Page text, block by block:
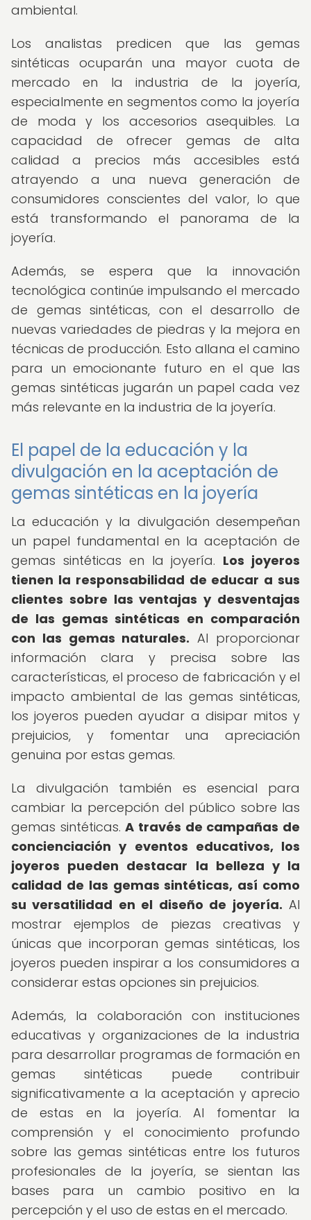
ambiental.
Los analistas predicen que las gemas
sintéticas ocuparán una mayor cuota de
mercado en la industria de la joyería,
especialmente en segmentos como la joyería
de moda y los accesorios asequibles. La
capacidad de ofrecer gemas de alta
calidad a precios más accesibles está
atrayendo a una nueva generación de
consumidores conscientes del valor, lo que
está transformando el panorama de la
joyería.
Además, se espera que la innovación
tecnológica continúe impulsando el mercado
de gemas sintéticas, con el desarrollo de
nuevas variedades de piedras y la mejora en
técnicas de producción. Esto allana el camino
para un emocionante futuro en el que las
gemas sintéticas jugarán un papel cada vez
más relevante en la industria de la joyería.
El papel de la educación y la
divulgación en la aceptación de
gemas sintéticas en la joyería
La educación y la divulgación desempeñan
un papel fundamental en la aceptación de
gemas sintéticas en la joyería. Los joyeros
tienen la responsabilidad de educar a sus
clientes sobre las ventajas y desventajas
de las gemas sintéticas en comparación
con las gemas naturales. Al proporcionar
información clara y precisa sobre las
características, el proceso de fabricación y el
impacto ambiental de las gemas sintéticas,
los joyeros pueden ayudar a disipar mitos y
prejuicios, y fomentar una apreciación
genuina por estas gemas.
La divulgación también es esencial para
cambiar la percepción del público sobre las
gemas sintéticas.A través de campañas de
concienciación y eventos educativos, los
joyeros pueden destacar la belleza y la
calidad de las gemas sintéticas, así como
su versatilidad en el diseño de joyería. Al
mostrar ejemplos de piezas creativas y
únicas que incorporan gemas sintéticas, los
joyeros pueden inspirar a los consumidores a
considerar estas opciones sin prejuicios.
Además, la colaboración con instituciones
educativas y organizaciones de la industria
para desarrollar programas de formación en
gemas sintéticas puede contribuir
significativamente a la aceptación y aprecio
de estas en la joyería. Al fomentar la
comprensión y el conocimiento profundo
sobre las gemas sintéticas entre los futuros
profesionales de la joyería, se sientan las
bases para un cambio positivo en la
percepción y el uso de estas en el mercado.